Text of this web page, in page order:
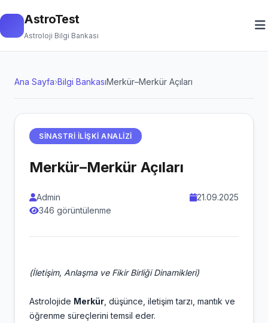
AstroTest
Astroloji Bilgi Bankası
Ana Sayfa›Bilgi BankasıMerkür–Merkür Açıları
SINASTRI ILIŞKI ANALIZI
Merkür–Merkür Açıları
Admin
21.09.2025
346 görüntülenme
(İletişim, Anlaşma ve Fikir Birliği Dinamikleri)
Astrolojide Merkür , düşünce, iletişim tarzı, mantık ve
öğrenme süreçlerini temsil eder.